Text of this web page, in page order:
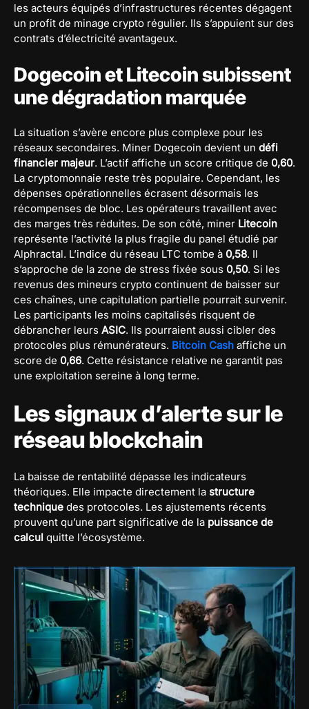
les acteurs équipés d’infrastructures récentes dégagent
un profit de minage crypto régulier. Ils s’appuient sur des
contrats d’électricité avantageux.
Dogecoin et Litecoin subissent
une dégradation marquée
La situation s’avère encore plus complexe pour les
réseaux secondaires. Miner Dogecoin devient un défi
financier majeur. L’actif affiche un score critique de 0,60.
La cryptomonnaie reste très populaire. Cependant, les
dépenses opérationnelles écrasent désormais les
récompenses de bloc. Les opérateurs travaillent avec
des marges très réduites. De son côté, miner Litecoin
représente l’activité la plus fragile du panel étudié par
Alphractal. L’indice du réseau LTC tombe à 0,58. Il
s’approche de la zone de stress fixée sous 0,50. Si les
revenus des mineurs crypto continuent de baisser sur
ces chaînes, une capitulation partielle pourrait survenir.
Les participants les moins capitalisés risquent de
débrancher leurs ASIC. Ils pourraient aussi cibler des
protocoles plus rémunérateurs. Bitcoin Cash affiche un
score de 0,66. Cette résistance relative ne garantit pas
une exploitation sereine à long terme.
Les signaux d’alerte sur le
réseau blockchain
La baisse de rentabilité dépasse les indicateurs
théoriques. Elle impacte directement la structure
technique des protocoles. Les ajustements récents
prouvent qu’une part significative de la puissance de
calcul quitte l’écosystème.